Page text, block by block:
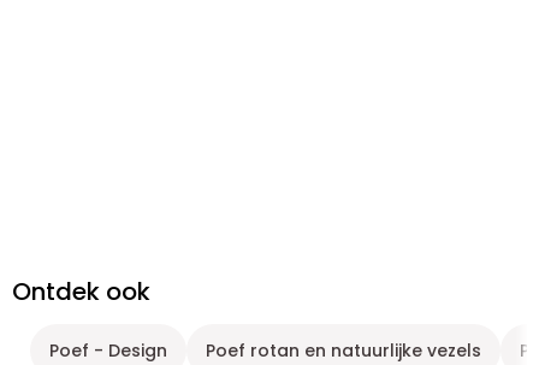
Ontdek ook
Poef - Design Poef rotan en natuurlijke vezels